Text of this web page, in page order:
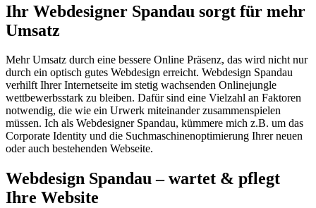
Ihr Webdesigner Spandau sorgt für mehr
Umsatz
Mehr Umsatz durch eine bessere Online Präsenz, das wird nicht nur
durch ein optisch gutes Webdesign erreicht. Webdesign Spandau
verhilft Ihrer Internetseite im stetig wachsenden Onlinejungle
wettbewerbsstark zu bleiben. Dafür sind eine Vielzahl an Faktoren
notwendig, die wie ein Urwerk miteinander zusammenspielen
müssen. Ich als Webdesigner Spandau, kümmere mich z.B. um das
Corporate Identity und die Suchmaschinenoptimierung Ihrer neuen
oder auch bestehenden Webseite.
Webdesign Spandau – wartet & pflegt
Ihre Website